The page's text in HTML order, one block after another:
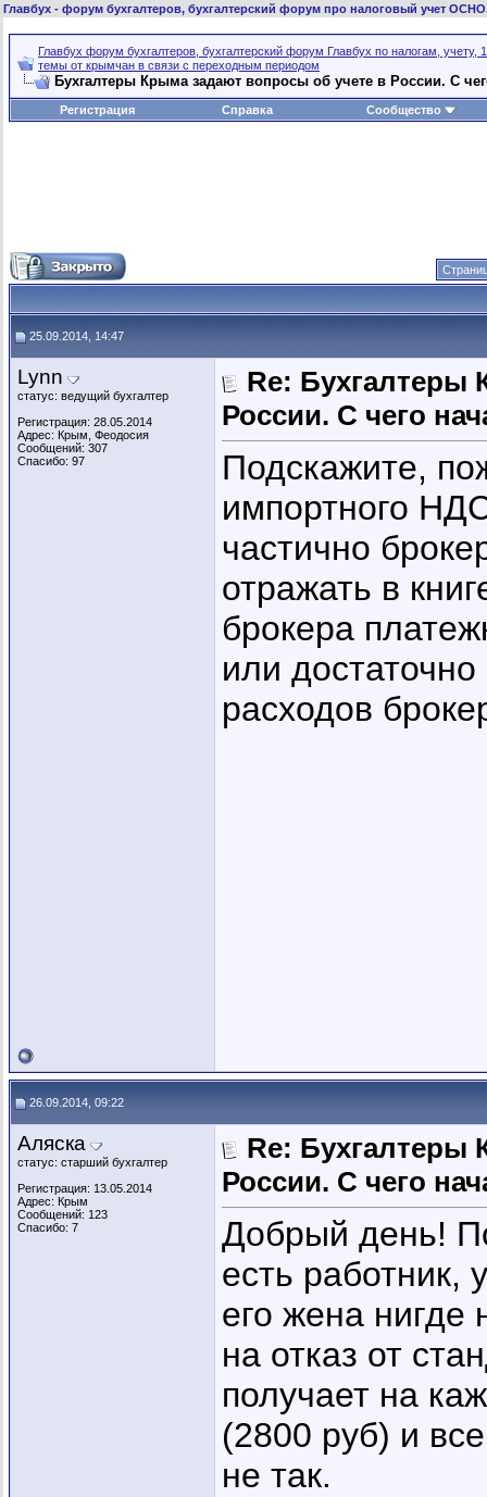
Главбух - форум бухгалтеров, бухгалтерский форум про налоговый учет
Главбух форум бухгалтеров, бухгалтерский форум Главбух по налогам, учету,
темы от крымчан в связи с переходным периодом
Бухгалтеры Крыма задают вопросы об учете в России. C
Регистрация Справка Сообщество
25.09.2014, 14:47
Lynn
статус: ведущий бухгалтер
Регистрация: 28.05.2014
Адрес: Крым, Феодосия
Сообщений: 307
Спасибо: 97
Re: Бухгалтеры
России. C чего
Подскажите,
импортного
частично
отражать в
брокера
или
расходов
26.09.2014, 09:22
Аляска
статус: старший бухгалтер
Регистрация: 13.05.2014
Адрес: Крым
Сообщений: 123
Спасибо: 7
Re: Бухгалтеры
России. C чего
Добрый день!
есть работник,
его жена нигде
на отказ от
получает на
(2800 руб) и
не так.